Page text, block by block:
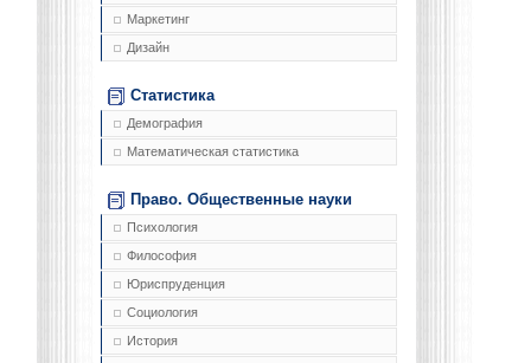
Маркетинг
Дизайн
Статистика
Демография
Математическая статистика
Право. Общественные науки
Психология
Философия
Юриспруденция
Социология
История